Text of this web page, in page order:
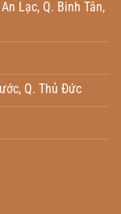
Lạc, Q. Binh Tân,
Q. Thủ Đức